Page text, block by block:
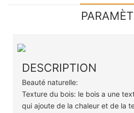
DESCRIPTION
Beauté naturelle:
Texture du bois: le bois a une
qui ajoute de la chaleur et de la